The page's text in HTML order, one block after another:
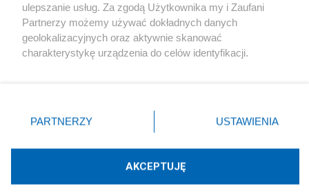
X Facebook Instagram Youtube
Technologię dostarcza:W3media.pl
ulepszanie usług. Za zgodą Użytkownika my i Zaufani
Partnerzy możemy używać dokładnych danych
geolokalizacyjnych oraz aktywnie skanować
charakterystykę urządzenia do celów identyfikacji.
zmienić/wycofać klikając przycisk ustawień prywatności
znajdujący się w lewym dolnym rogu strony
rodzaje przetwarzania danych nie wymagają zgody
użytkownika, ale masz prawo sprzeciwić się takiemu
przetwarzaniu. Preferencje będą miały zastosowania tylko
PARTNERZY USTAWIENIA
AKCEPTUJĘ